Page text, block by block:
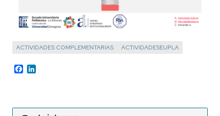
ACTIVIDADES COMPLEMENTARIAS ACTIVIDADESEUPLA
Facebook